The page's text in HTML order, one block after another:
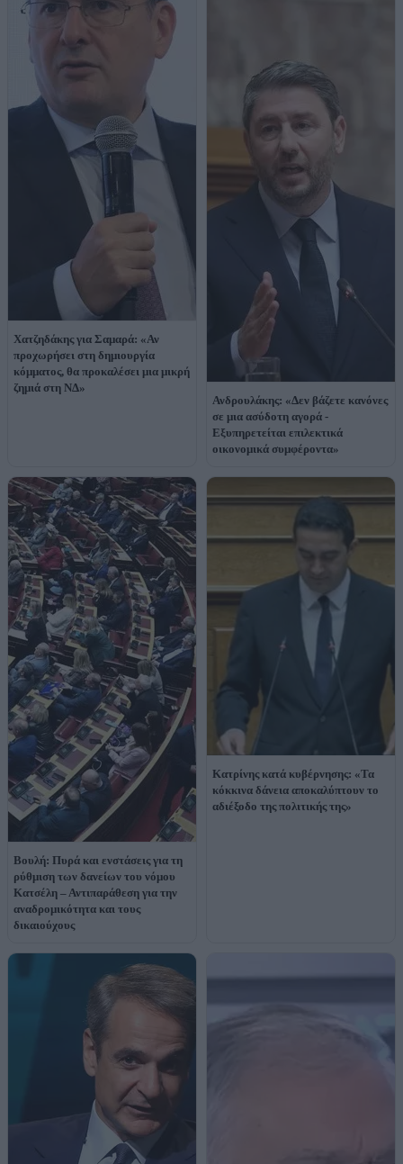
Χατζηδάκης για Σαμαρά: «Αν
προχωρήσει στη δημιουργία
κόμματος, θα προκαλέσει μια μικρή
ζημιά στη ΝΔ»
Ανδρουλάκης: «Δεν βάζετε κανόνες
σε μια ασύδοτη αγορά -
Εξυπηρετείται επιλεκτικά
οικονομικά συμφέροντα»
Βουλή: Πυρά και ενστάσεις για τη
ρύθμιση των δανείων του νόμου
Κατσέλη – Αντιπαράθεση για την
αναδρομικότητα και τους
δικαιούχους
Κατρίνης κατά κυβέρνησης: «Τα
κόκκινα δάνεια αποκαλύπτουν το
αδιέξοδο της πολιτικής της»